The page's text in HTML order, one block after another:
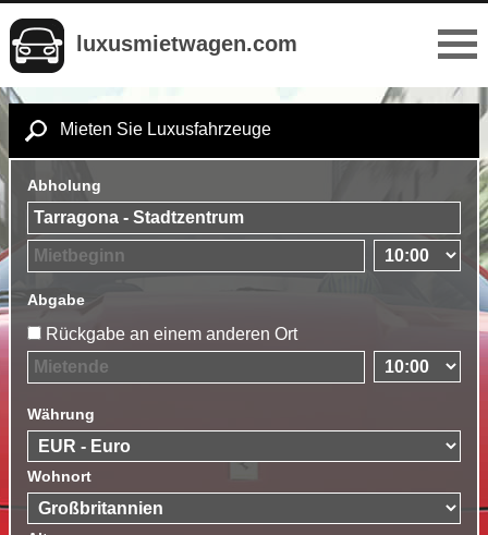
luxusmietwagen.com
Mieten Sie Luxusfahrzeuge
Abholung
Abgabe
Rückgabe an einem anderen Ort
Währung
Wohnort